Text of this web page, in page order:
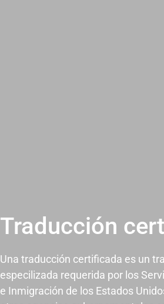
Traducción
Una traducción certificada es un
especilizada requerida por los
e Inmigración de los Estados